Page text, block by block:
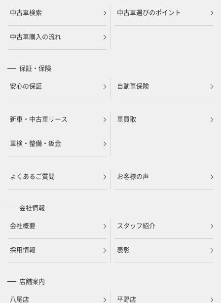
中古車検索
中古車選びのポイント
中古車購入の流れ
保証・保険
安心の保証
自動車保険
新車・中古車リース 車買取
車検・整備・鈑金
よくあるご質問 お客様の声
会社情報
会社概要
スタッフ紹介
採用情報 表彰
店舗案内
八尾店
平野店